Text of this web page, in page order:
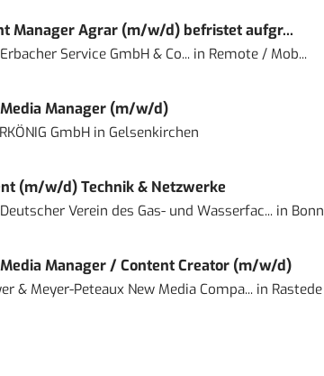
Manager Agrar (m/w/d) befristet aufgr...
Service GmbH & Co...in Remote / Mob...
Manager (m/w/d)
GmbHin Gelsenkirchen
(m/w/d) Technik & Netzwerke
Verein des Gas- und Wasserfac...in Bonn
Manager / Content Creator (m/w/d)
& Meyer-Peteaux New Media Compa...in Rastede